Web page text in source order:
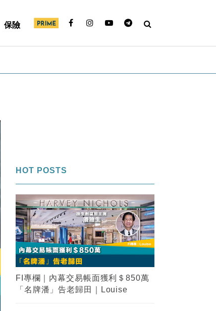
保險
HOT POSTS
FI專欄｜內幕交易帳面獲利＄850萬
「名牌潘」告老歸田｜Louise